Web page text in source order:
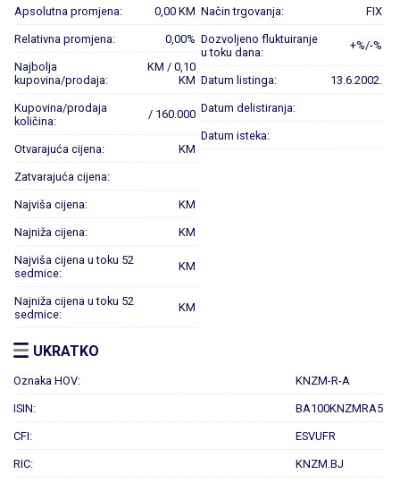
Apsolutna promjena: 0,00 KM
Relativna promjena: 0,00%
Najbolja
kupovina/prodaja:
KM / 0,10
KM
Kupovina/prodaja
količina:
/ 160.000
Otvarajuća cijena: KM
Zatvarajuća cijena:
Najviša cijena: KM
Najniža cijena: KM
Najviša cijena u toku 52
sedmice:
KM
Najniža cijena u toku 52
sedmice:
KM
Način trgovanja: FIX
Dozvoljeno fluktuiranje
u toku dana:
+%/-%
Datum listinga: 13.6.2002.
Datum delistiranja:
Datum isteka:
UKRATKO
Oznaka HOV: KNZM-R-A
ISIN: BA100KNZMRA5
CFI: ESVUFR
RIC: KNZM.BJ